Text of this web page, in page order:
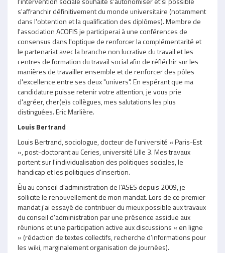
s'affranchir définitivement du monde universitaire (notamment
dans l'obtention et la qualification des diplômes). Membre de
l'association ACOFIS je participerai à une conférences de
consensus dans l'optique de renforcer la complémentarité et
le partenariat avec la branche non lucrative du travail et les
centres de formation du travail social afin de réfléchir sur les
manières de travailler ensemble et de renforcer des pôles
d'excellence entre ses deux "univers". En espérant que ma
candidature puisse retenir votre attention, je vous prie
d'agréer, cher(e)s collègues, mes salutations les plus
distinguées. Eric Marlière.
Louis Bertrand
Louis Bertrand, sociologue, docteur de l'université « Paris-Est
», post-doctorant au Ceries, université Lille 3. Mes travaux
portent sur l'individualisation des politiques sociales, le
handicap et les politiques d'insertion.
Élu au conseil d'administration de l'ASES depuis 2009, je
sollicite le renouvellement de mon mandat. Lors de ce premier
mandat j'ai essayé de contribuer du mieux possible aux travaux
du conseil d'administration par une présence assidue aux
réunions et une participation active aux discussions « en ligne
» (rédaction de textes collectifs, recherche d’informations pour
les wiki, marginalement organisation de journées).